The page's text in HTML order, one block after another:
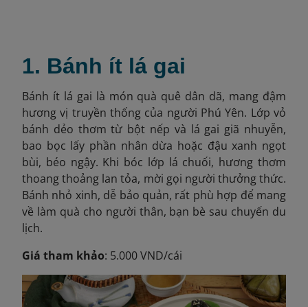
1. Bánh ít lá gai
Bánh ít lá gai là món quà quê dân dã, mang đậm
hương vị truyền thống của người Phú Yên. Lớp vỏ
bánh dẻo thơm từ bột nếp và lá gai giã nhuyễn,
bao bọc lấy phần nhân dừa hoặc đậu xanh ngọt
bùi, béo ngậy. Khi bóc lớp lá chuối, hương thơm
thoang thoảng lan tỏa, mời gọi người thưởng thức.
Bánh nhỏ xinh, dễ bảo quản, rất phù hợp để mang
về làm quà cho người thân, bạn bè sau chuyến du
lịch.
Giá tham khảo: 5.000 VND/cái